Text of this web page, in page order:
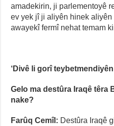
amadekirin, ji parlementoyê
ev yek jî ji aliyên hinek
awayekî fermî nehat temam
‘Divê li gorî teybetmendiyên
Gelo ma destûra Iraqê têra
nake?
Farûq Cemîl: Destûra Iraqê